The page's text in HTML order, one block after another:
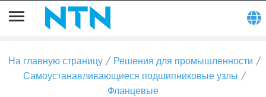
На главную страницу
Решения для промышленности
Самоустанавливающиеся подшипниковые узлы
Фланцевые